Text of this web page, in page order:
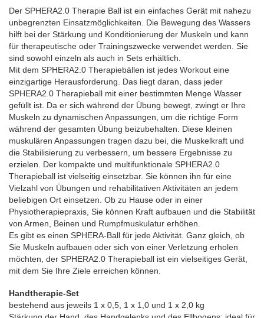
Der SPHERA2.0 Therapie Ball ist ein einfaches Gerät mit nahezu
unbegrenzten Einsatzmöglichkeiten. Die Bewegung des Wassers
hilft bei der Stärkung und Konditionierung der Muskeln und kann
für therapeutische oder Trainingszwecke verwendet werden. Sie
sind sowohl einzeln als auch in Sets erhältlich.
Mit dem SPHERA2.0 Therapiebällen ist jedes Workout eine
einzigartige Herausforderung. Das liegt daran, dass jeder
SPHERA2.0 Therapieball mit einer bestimmten Menge Wasser
gefüllt ist. Da er sich während der Übung bewegt, zwingt er Ihre
Muskeln zu dynamischen Anpassungen, um die richtige Form
während der gesamten Übung beizubehalten. Diese kleinen
muskulären Anpassungen tragen dazu bei, die Muskelkraft und
die Stabilisierung zu verbessern, um bessere Ergebnisse zu
erzielen. Der kompakte und multifunktionale SPHERA2.0
Therapieball ist vielseitig einsetzbar. Sie können ihn für eine
Vielzahl von Übungen und rehabilitativen Aktivitäten an jedem
beliebigen Ort einsetzen. Ob zu Hause oder in einer
Physiotherapiepraxis, Sie können Kraft aufbauen und die Stabilität
von Armen, Beinen und Rumpfmuskulatur erhöhen.
Es gibt es einen SPHERA-Ball für jede Aktivität. Ganz gleich, ob
Sie Muskeln aufbauen oder sich von einer Verletzung erholen
möchten, der SPHERA2.0 Therapieball ist ein vielseitiges Gerät,
mit dem Sie Ihre Ziele erreichen können.
Handtherapie-Set
bestehend aus jeweils 1 x 0,5, 1 x 1,0 und 1 x 2,0 kg